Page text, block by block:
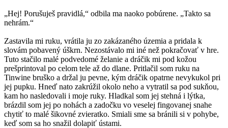
„Hej! Porušuješ pravidlá,“ odbila ma naoko pobúrene. „Takto sa
nehrám.“
Zastavila mi ruku, vrátila ju zo zakázaného územia a pridala k
slovám pobavený úškrn. Nezostávalo mi iné než pokračovať v hre.
Tuto stačilo malé podvedomé želanie a dráčik mi pod kožou
prešprintoval po celom tele až do dlane. Pritlačil som ruku na
Tinwine bruško a držal ju pevne, kým dráčik opatrne nevykukol pri
jej pupku. Hneď nato zakrúžil okolo neho a vytratil sa pod sukňou,
kam ho nasledovali i moje ruky. Hladkal som jej stehná i lýtka,
brázdil som jej po nohách a zadočku vo veselej fingovanej snahe
chytiť to malé šikovné zvieratko. Smiali sme sa bránili si v pohybe,
keď som sa ho snažil dolapiť ústami.